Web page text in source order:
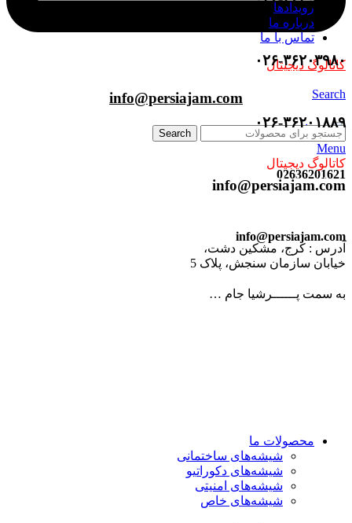
info@persiajam.com
02636201621
info@persiajam.com
رویدادها
درباره ما
تماس با ما
کاتالوگ دیجیتال
Search
Search
Menu
کاتالوگ دیجیتال
ورود / ثبت نام
۰۲۶-۳۶۲۰۳۹۸۰
۰۲۶-۳۶۲۰۱۸۸۹
info@persiajam.com
آدرس : کرج، مشکین دشت،
خیابان سازمان سنجش، پلاک 5
به سمت پــــــرشیا جام …
محصولات ما
شیشه‌های ساختمانی
شیشه‌های دکوراتیو
شیشه‌های امنیتی
شیشه‌های خاص